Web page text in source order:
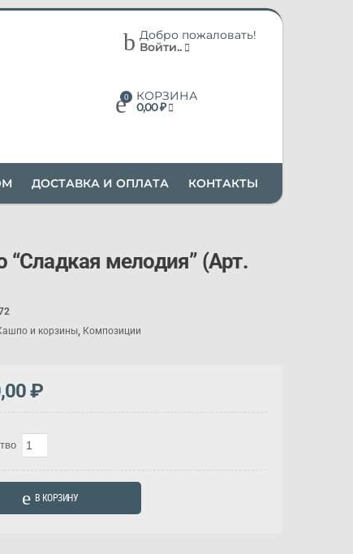
Добро пожаловать!
Войти..
КОРЗИНА
0,00₽
ДОСТАВКА И ОПЛАТА КОНТАКТЫ
“Сладкая мелодия” (Арт.
и корзины, Композиции
₽
Количество
Кашпо
"Сладкая
В КОРЗИНУ